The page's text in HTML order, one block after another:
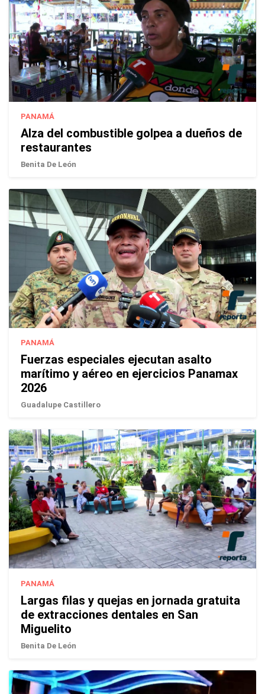
PANAMÁ
Alza del combustible golpea a dueños de
restaurantes
Benita De León
PANAMÁ
Fuerzas especiales ejecutan asalto
marítimo y aéreo en ejercicios Panamax
2026
Guadalupe Castillero
PANAMÁ
Largas filas y quejas en jornada gratuita
de extracciones dentales en San
Miguelito
Benita De León